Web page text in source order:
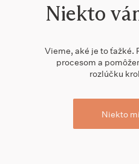
Niekto
Vieme, aké je to ťažké.
procesom a
rozlúčku
Niekto